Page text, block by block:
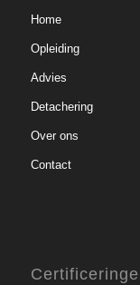
Home
Opleiding
Advies
Detachering
Over ons
Contact